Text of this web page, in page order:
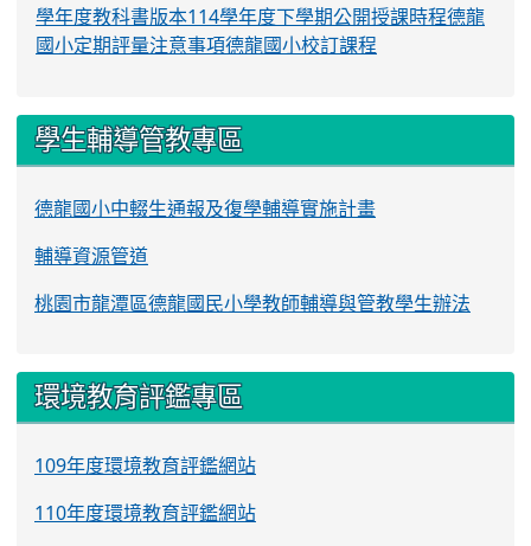
學年度教科書版本114學年度下學期公開授課時程德龍
國小定期評量注意事項德龍國小校訂課程
學生輔導管教專區
德龍國小中輟生通報及復學輔導實施計畫
輔導資源管道
桃園市龍潭區德龍國民小學教師輔導與管教學生辦法
環境教育評鑑專區
109年度環境教育評鑑網站
110年度環境教育評鑑網站